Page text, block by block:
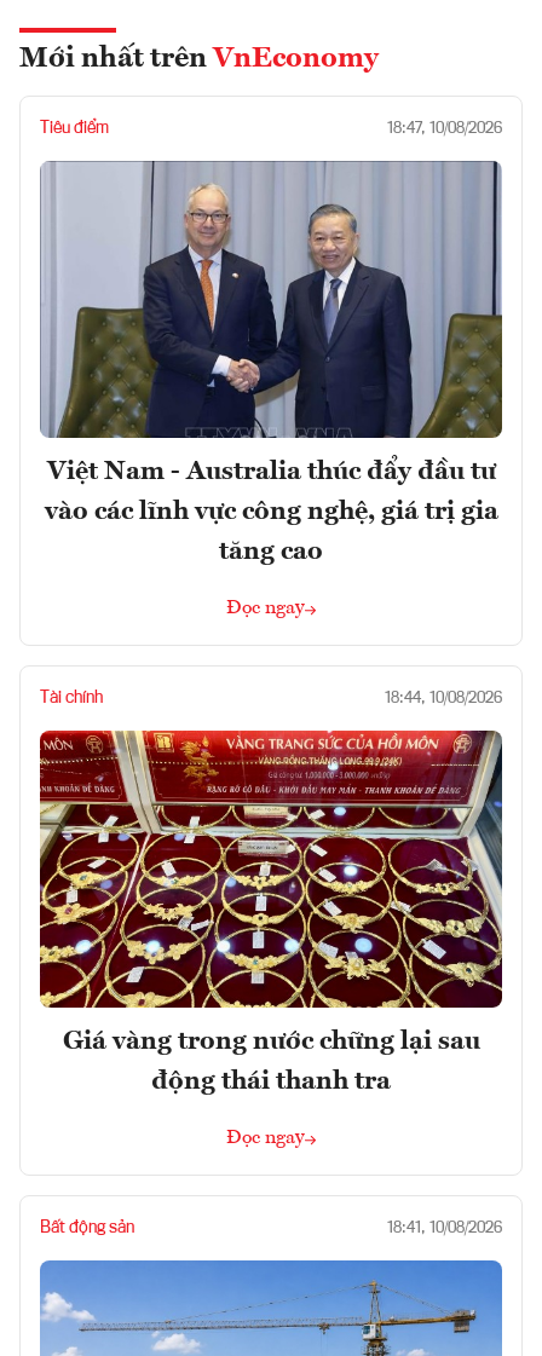
Mới nhất trên VnEconomy
Tiêu điểm 18:47, 10/08/2026
Việt Nam - Australia thúc đẩy đầu tư
vào các lĩnh vực công nghệ, giá trị gia
tăng cao
Đọc ngay
Tài chính 18:44, 10/08/2026
Giá vàng trong nước chững lại sau
động thái thanh tra
Đọc ngay
Bất động sản 18:41, 10/08/2026